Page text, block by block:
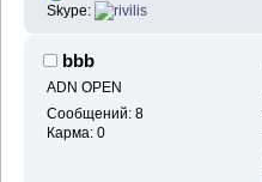
Skype:
bbb
ADN OPEN
Сообщений: 8
Карма: 0